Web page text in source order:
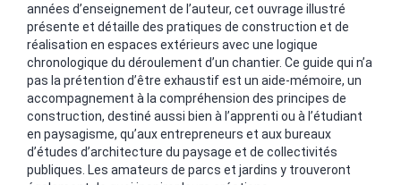
années d’enseignement de l’auteur, cet ouvrage illustré
présente et détaille des pratiques de construction et de
réalisation en espaces extérieurs avec une logique
chronologique du déroulement d’un chantier. Ce guide qui n’a
pas la prétention d’être exhaustif est un aide-mémoire, un
accompagnement à la compréhension des principes de
construction, destiné aussi bien à l’apprenti ou à l’étudiant
en paysagisme, qu’aux entrepreneurs et aux bureaux
d’études d’architecture du paysage et de collectivités
publiques. Les amateurs de parcs et jardins y trouveront